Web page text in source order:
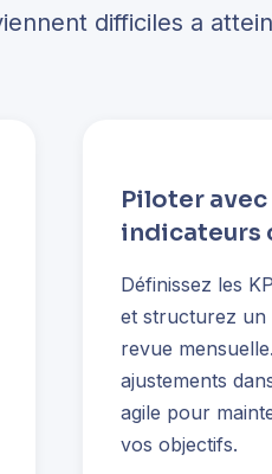
difficiles a
Piloter avec
indicateurs
Définissez les
et structurez un
revue
ajustements
agile pour
vos objectifs.